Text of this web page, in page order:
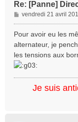
Re: [Panne]
M
e
s
g
e
vendredi 21 avril
Pour avoir eu les
alternateur, je
les tensions aux
Je suis